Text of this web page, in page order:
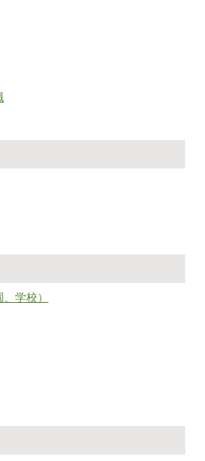
学校）